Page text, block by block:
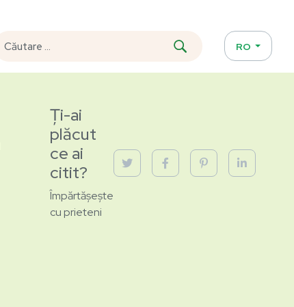
RO
Ți-ai
plăcut
ce ai
citit?
Împărtășește
cu prieteni